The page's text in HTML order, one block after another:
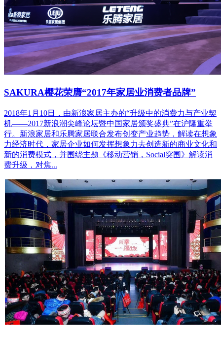
SAKURA樱花荣膺“2017年家居业消费者品牌”
2018年1月10日，由新浪家居主办的“升级中的消费力与产业契
机——2017新浪潮尖峰论坛暨中国家居颁奖盛典”在沪隆重举
行。新浪家居和乐腾家居联合发布创变产业趋势，解读在想象
力经济时代，家居企业如何发挥想象力去创造新的商业文化和
新的消费模式，并围绕主题《移动营销，Social突围》解读消
费升级，对焦...